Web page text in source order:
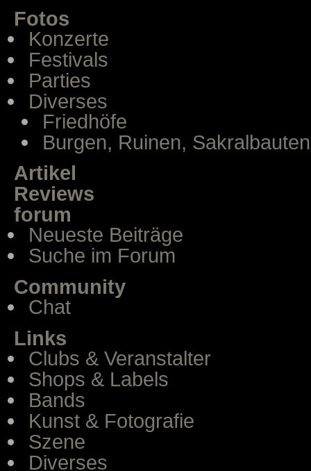
Fotos
Konzerte
Festivals
Parties
Diverses
Friedhöfe
Burgen, Ruinen, Sakralbauten
Artikel
Reviews
forum
Neueste Beiträge
Suche im Forum
Community
Chat
Links
Clubs & Veranstalter
Shops & Labels
Bands
Kunst & Fotografie
Szene
Diverses